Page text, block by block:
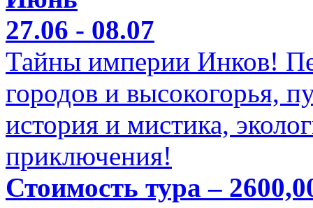
27.06 - 08.07
Тайны империи Инков!
городов и высокогорья,
история и мистика,
приключения!
Стоимость тура –